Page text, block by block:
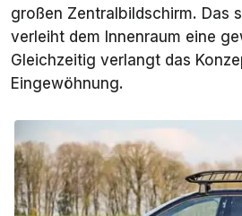
großen Zentralbildschirm. Das
verleiht dem Innenraum eine
Gleichzeitig verlangt das
Eingewöhnung.